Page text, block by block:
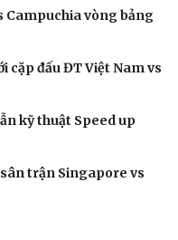
Campuchia vòng bảng
cặp đấu ĐT Việt Nam vs
kỹ thuật Speed up
trận Singapore vs